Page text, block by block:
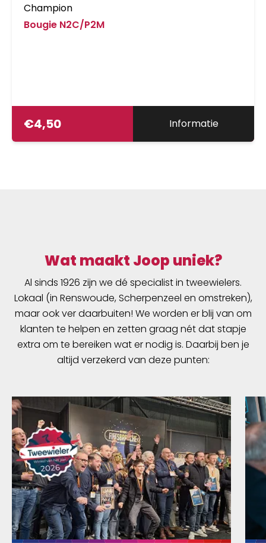
Champion
Bougie N2C/P2M
€4,50 Informatie
Wat maakt Joop uniek?
Al sinds 1926 zijn we dé specialist in tweewielers.
Lokaal (in Renswoude, Scherpenzeel en omstreken),
maar ook ver daarbuiten! We worden er blij van om
klanten te helpen en zetten graag nét dat stapje
extra om te bereiken wat er nodig is. Daarbij ben je
altijd verzekerd van deze punten: